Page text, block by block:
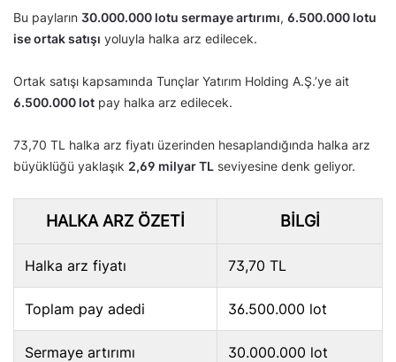
Bu payların 30.000.000 lotu sermaye artırımı, 6.500.000 lotu
ise ortak satışı yoluyla halka arz edilecek.
Ortak satışı kapsamında Tunçlar Yatırım Holding A.Ş.’ye ait
6.500.000 lot pay halka arz edilecek.
73,70 TL halka arz fiyatı üzerinden hesaplandığında halka arz
büyüklüğü yaklaşık 2,69 milyar TL seviyesine denk geliyor.
HALKA ARZ ÖZETI BILGI
Halka arz fiyatı 73,70 TL
Toplam pay adedi 36.500.000 lot
Sermaye artırımı 30.000.000 lot